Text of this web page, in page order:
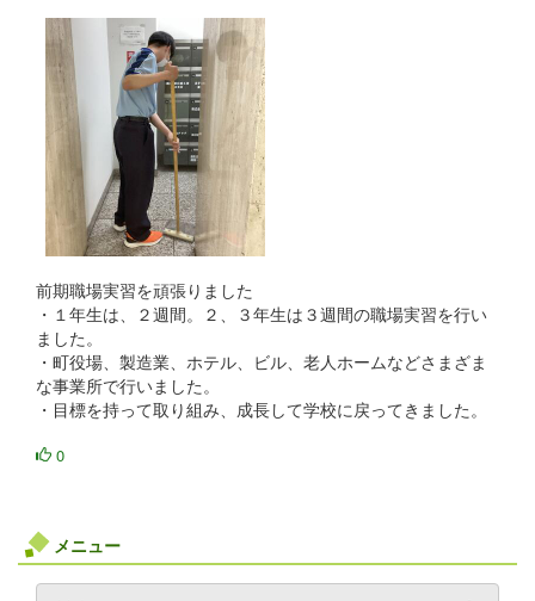
前期職場実習を頑張りました
・１年生は、２週間。２、３年生は３週間の職場実習を行い
ました。
・町役場、製造業、ホテル、ビル、老人ホームなどさまざま
な事業所で行いました。
・目標を持って取り組み、成長して学校に戻ってきました。
0
メニュー